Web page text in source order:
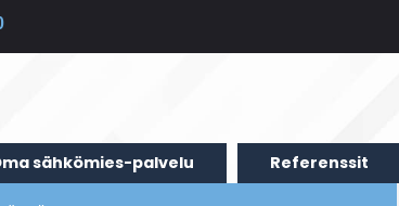
sähkömies-palvelu Referenssit